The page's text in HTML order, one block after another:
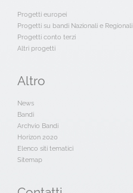
Progetti europei
Progetti su bandi Nazionali e Regionali
Progetti conto terzi
Altri progetti
Altro
News
Bandi
Archvio Bandi
Horizon 2020
Elenco siti tematici
Sitemap